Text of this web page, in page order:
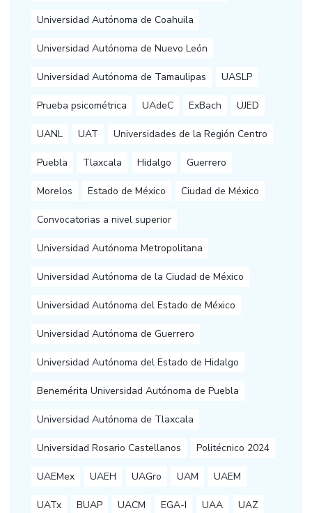
Universidad Autónoma de Coahuila
Universidad Autónoma de Nuevo León
Universidad Autónoma de Tamaulipas UASLP
Prueba psicométrica UAdeC ExBach UJED
UANL UAT Universidades de la Región Centro
Puebla Tlaxcala Hidalgo Guerrero
Morelos Estado de México Ciudad de México
Convocatorias a nivel superior
Universidad Autónoma Metropolitana
Universidad Autónoma de la Ciudad de México
Universidad Autónoma del Estado de México
Universidad Autónoma de Guerrero
Universidad Autónoma del Estado de Hidalgo
Benemérita Universidad Autónoma de Puebla
Universidad Autónoma de Tlaxcala
Universidad Rosario Castellanos Politécnico 2024
UAEMex UAEH UAGro UAM UAEM
UATx BUAP UACM EGA-I UAA UAZ